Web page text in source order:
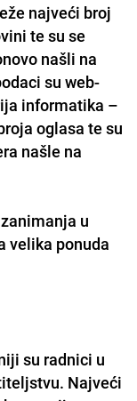
najveći broj
te su se
našli na
su web-
informatika –
oglasa te su
našle na
u
velika ponuda
su radnici u
. Najveći